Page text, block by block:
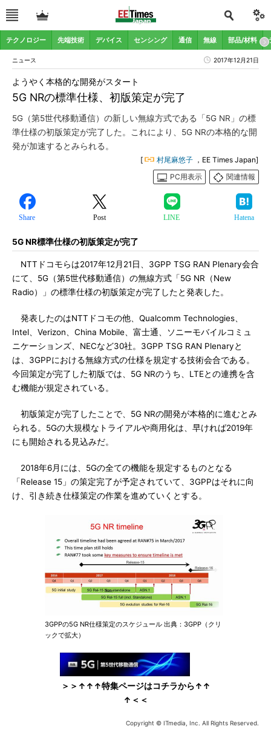
テクノロジー 先端技術 デバイス センシング 通信 無線 部品/材料
ニュース 2017年12月21日
5G NRの標準仕様、初版策定が完了
ようやく本格的な開発がスタート
5G（第5世代移動通信）の新しい無線方式である「5G NR」の標
準仕様の初版策定が完了した。これにより、5G NRの本格的な開
発が加速するとみられる。
[ 村尾麻悠子 ，EE Times Japan]
PC用表示
関連情報
Share Post LINE Hatena
5G NR標準仕様の初版策定が完了
NTTドコモらは2017年12月21日、3GPP TSG RAN Plenary会合
にて、5G（第5世代移動通信）の無線方式「5G NR（New
Radio）」の標準仕様の初版策定が完了したと発表した。
発表したのはNTTドコモの他、Qualcomm Technologies、
Intel、Verizon、China Mobile、富士通、ソニーモバイルコミュ
ニケーションズ、NECなど30社。3GPP TSG RAN Plenaryと
は、3GPPにおける無線方式の仕様を規定する技術会合である。
今回策定が完了した初版では、5G NRのうち、LTEとの連携を含
む機能が規定されている。
初版策定が完了したことで、5G NRの開発が本格的に進むとみ
られる。5Gの大規模なトライアルや商用化は、早ければ2019年
にも開始される見込みだ。
2018年6月には、5Gの全ての機能を規定するものとなる
「Release 15」の策定完了が予定されていて、3GPPはそれに向
け、引き続き仕様策定の作業を進めていくとする。
3GPPの5G NR仕様策定のスケジュール 出典：3GPP（クリ
ックで拡大）
＞＞↑↑↑特集ページはコチラから↑↑
↑＜＜
Copyright © ITmedia, Inc. All Rights Reserved.